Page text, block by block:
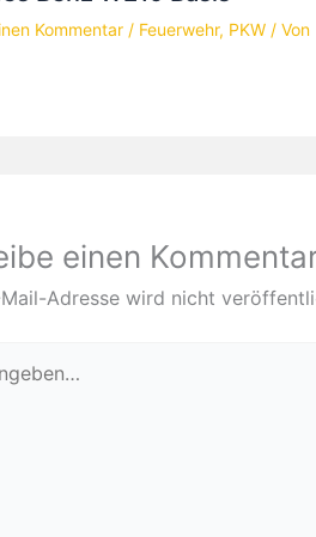
Kommentar / Feuerwehr, PKW / Von
einen
Adresse wird nicht